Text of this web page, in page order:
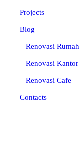
Projects
Blog
Renovasi Rumah
Renovasi Kantor
Renovasi Cafe
Contacts